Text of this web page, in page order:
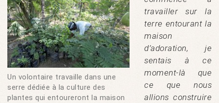
Un volontaire travaille dans une
serre dédiée à la culture des
plantes qui entoureront la maison
travailler sur la
terre entourant la
maison
d’adoration, je
sentais à ce
moment-là que
ce que nous
allions construire